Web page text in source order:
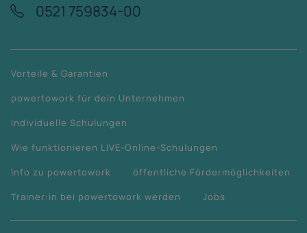
0521 759834-00
Vorteile & Garantien
powertowork für dein Unternehmen
Individuelle Schulungen
Wie funktionieren LIVE-Online-Schulungen
Info zu powertowork
öffentliche Fördermöglichkeiten
Trainer:in bei powertowork werden
Jobs